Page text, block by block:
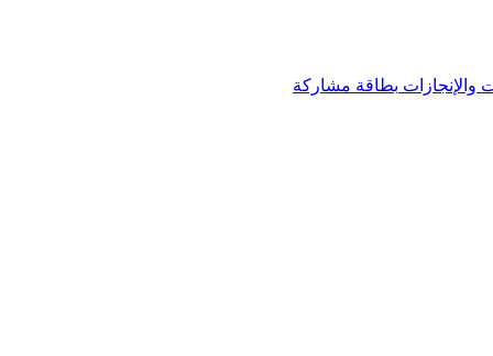
والإنجازات بطاقة مشاركة